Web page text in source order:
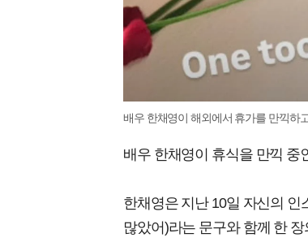
배우 한채영이 해외에서 휴가를 만끽하
배우 한채영이 휴식을 만끽 중
한채영은 지난 10일 자신의 인
많았어)라는 문구와 함께 한